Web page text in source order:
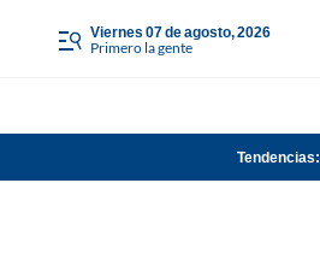
viernes 07 de agosto, 2026
Primero la gente
Tendencias: